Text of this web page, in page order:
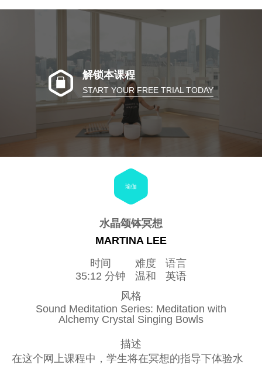
解锁本课程
START YOUR FREE TRIAL TODAY
瑜伽
水晶颂钵冥想
MARTINA LEE
时间
35:12 分钟
难度
温和
语言
英语
风格
Sound Meditation Series: Meditation with
Alchemy Crystal Singing Bowls
描述
在这个网上课程中，学生将在冥想的指导下体验水